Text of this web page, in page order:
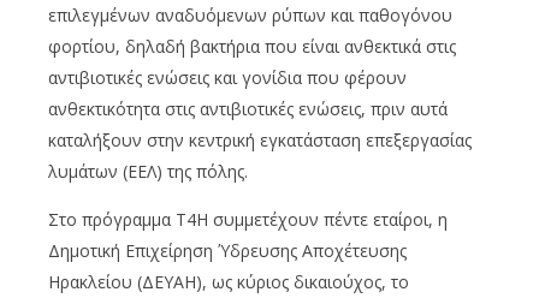
επιλεγμένων αναδυόμενων ρύπων και παθογόνου
φορτίου, δηλαδή βακτήρια που είναι ανθεκτικά στις
αντιβιοτικές ενώσεις και γονίδια που φέρουν
ανθεκτικότητα στις αντιβιοτικές ενώσεις, πριν αυτά
καταλήξουν στην κεντρική εγκατάσταση επεξεργασίας
λυμάτων (ΕΕΛ) της πόλης.
Στο πρόγραμμα T4H συμμετέχουν πέντε εταίροι, η
Δημοτική Επιχείρηση Ύδρευσης Αποχέτευσης
Ηρακλείου (ΔΕΥΑΗ), ως κύριος δικαιούχος, το